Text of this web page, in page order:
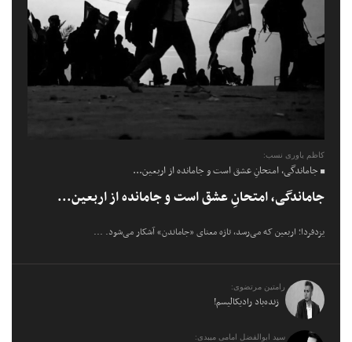
کاظم یاوری نسب:
جاماندگی، امتحانِ عشق است و جامانده از اربعین...
جاماندگی، امتحانِ عشق است و جامانده از اربعین...
یزدفردا؛ اربعین که می‌رسد، تازه معنای «جاماندن» آشکار می‌شود. ...
رامتین مرتضوی:
زنده‌باد رادیکالیسم!
سید ابوالفضل امامی میبدی: